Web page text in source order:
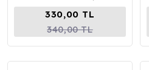
330,00 TL
340,00 TL